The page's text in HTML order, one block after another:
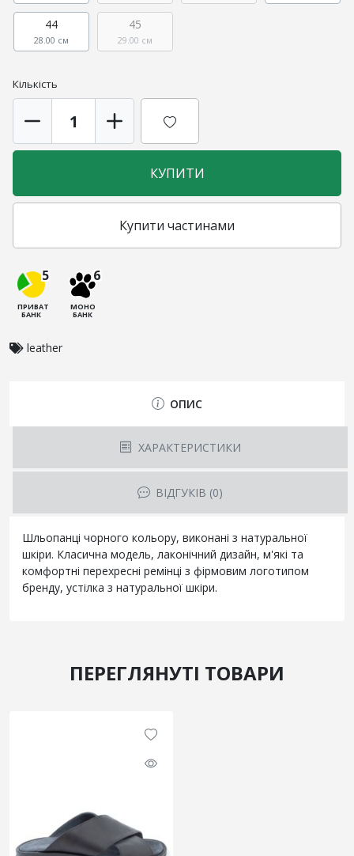
44
28.00 см
45
29.00 см
Кількість
КУПИТИ
Купити частинами
5
ПРИВАТ
БАНК
6
МОНО
БАНК
leather
ОПИС
ХАРАКТЕРИСТИКИ
ВІДГУКІВ (0)
Шльопанці чорного кольору, виконані з натуральної
шкіри. Класична модель, лаконічний дизайн, м'які та
комфортні перехресні ремінці з фірмовим логотипом
бренду, устілка з натуральної шкіри.
ПЕРЕГЛЯНУТІ ТОВАРИ